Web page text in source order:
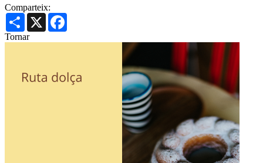
Comparteix:
Share X
Tornar